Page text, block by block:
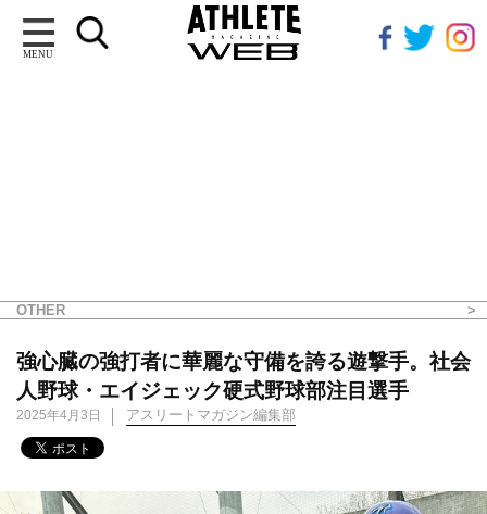
MENU
OTHER
強心臓の強打者に華麗な守備を誇る遊撃手。社会
人野球・エイジェック硬式野球部注目選手
2025年4月3日 アスリートマガジン編集部